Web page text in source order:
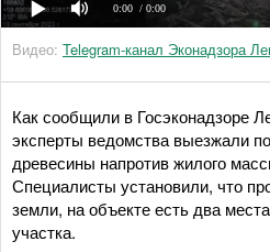
0:00 / 0:00
Видео: Telegram-канал Эконадзора
Как сообщили в Госэконадзоре
эксперты ведомства выезжали
древесины напротив жилого
Специалисты установили, что
земли, на объекте есть два
участка.